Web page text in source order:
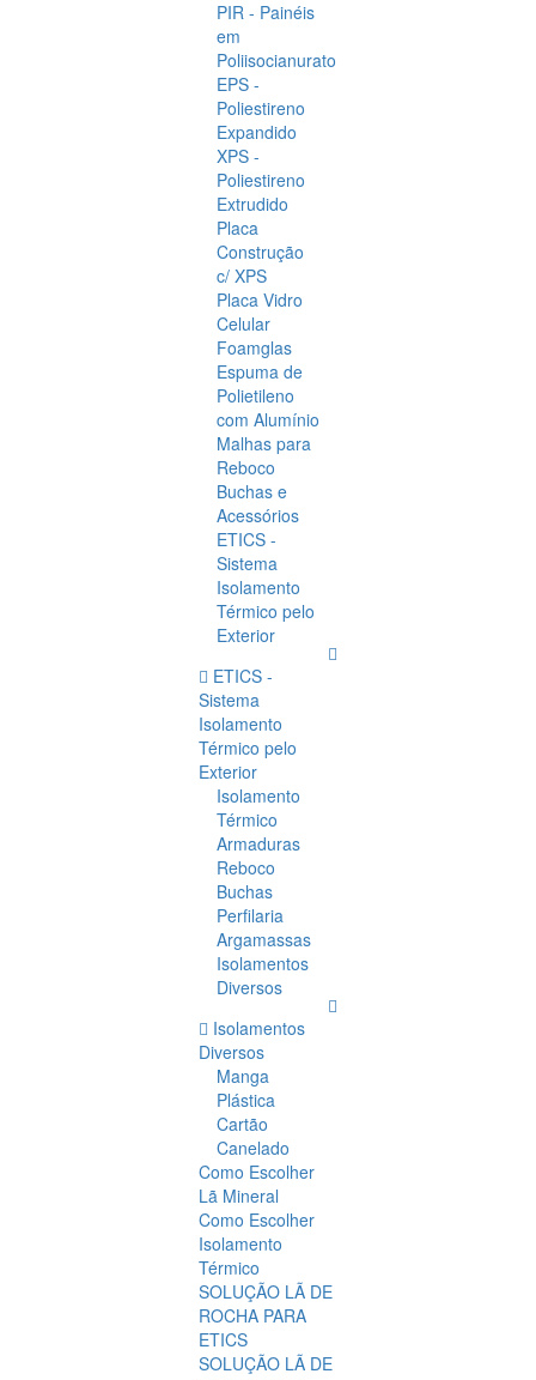
PIR - Painéis
em
Poliisocianurato
EPS -
Poliestireno
Expandido
XPS -
Poliestireno
Extrudido
Placa
Construção
c/ XPS
Placa Vidro
Celular
Foamglas
Espuma de
Polietileno
com Alumínio
Malhas para
Reboco
Buchas e
Acessórios
ETICS -
Sistema
Isolamento
Térmico pelo
Exterior
ETICS -
Sistema
Isolamento
Térmico pelo
Exterior
Isolamento
Térmico
Armaduras
Reboco
Buchas
Perfilaria
Argamassas
Isolamentos
Diversos
Isolamentos
Diversos
Manga
Plástica
Cartão
Canelado
Como Escolher
Lã Mineral
Como Escolher
Isolamento
Térmico
SOLUÇÃO LÃ DE
ROCHA PARA
ETICS
SOLUÇÃO LÃ DE